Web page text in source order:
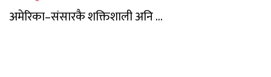
अमेरिका–संसारकै शक्तिशाली अनि ...